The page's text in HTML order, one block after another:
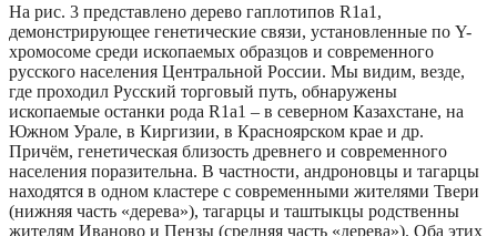
На рис. 3 представлено дерево гаплотипов R1a1,
демонстрирующее генетические связи, установленные по Y-
хромосоме среди ископаемых образцов и современного
русского населения Центральной России. Мы видим, везде,
где проходил Русский торговый путь, обнаружены
ископаемые останки рода R1a1 – в северном Казахстане, на
Южном Урале, в Киргизии, в Красноярском крае и др.
Причём, генетическая близость древнего и современного
населения поразительна. В частности, андроновцы и тагарцы
находятся в одном кластере с современными жителями Твери
(нижняя часть «дерева»), тагарцы и таштыкцы родственны
жителям Иваново и Пензы (средняя часть «дерева»). Оба этих